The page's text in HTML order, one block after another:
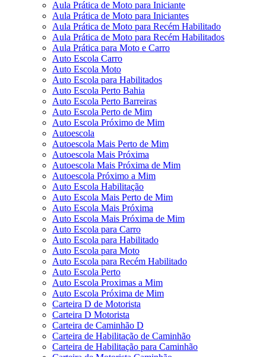
Aula Prática de Moto para Iniciante
Aula Prática de Moto para Iniciantes
Aula Prática de Moto para Recém Habilitado
Aula Prática de Moto para Recém Habilitados
Aula Prática para Moto e Carro
Auto Escola Carro
Auto Escola Moto
Auto Escola para Habilitados
Auto Escola Perto Bahia
Auto Escola Perto Barreiras
Auto Escola Perto de Mim
Auto Escola Próximo de Mim
Autoescola
Autoescola Mais Perto de Mim
Autoescola Mais Próxima
Autoescola Mais Próxima de Mim
Autoescola Próximo a Mim
Auto Escola Habilitação
Auto Escola Mais Perto de Mim
Auto Escola Mais Próxima
Auto Escola Mais Próxima de Mim
Auto Escola para Carro
Auto Escola para Habilitado
Auto Escola para Moto
Auto Escola para Recém Habilitado
Auto Escola Perto
Auto Escola Proximas a Mim
Auto Escola Próxima de Mim
Carteira D de Motorista
Carteira D Motorista
Carteira de Caminhão D
Carteira de Habilitação de Caminhão
Carteira de Habilitação para Caminhão